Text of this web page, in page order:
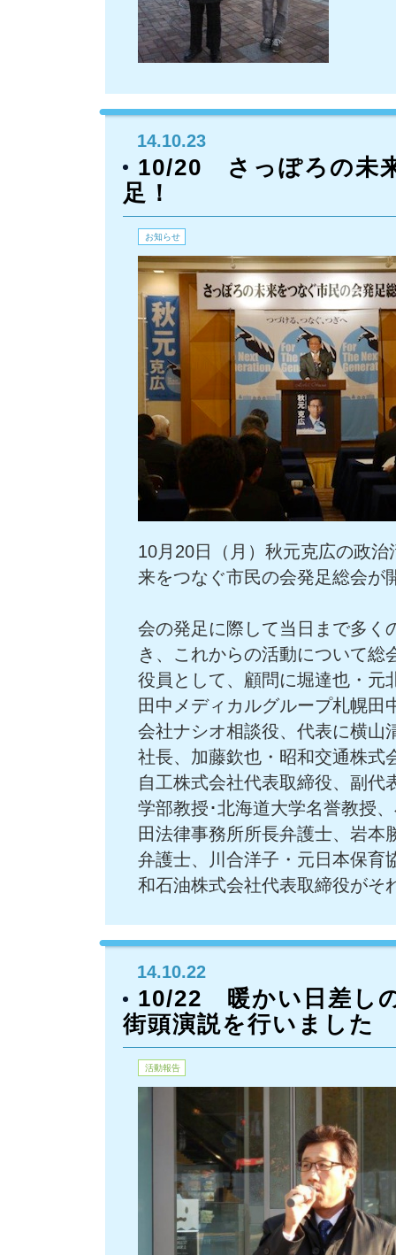
14.10.23
10/20 さっぽろの未
足！
お知らせ
10月20日（月）秋元克広の政
来をつなぐ市民の会発足総会が
会の発足に際して当日まで多く
き、これからの活動について総
役員として、顧問に堀達也・元
田中メディカルグループ札幌田
会社ナシオ相談役、代表に横山
社長、加藤欽也・昭和交通株式
自工株式会社代表取締役、副代
学部教授･北海道大学名誉教授
田法律事務所所長弁護士、岩本
弁護士、川合洋子・元日本保育
和石油株式会社代表取締役がそ
14.10.22
10/22 暖かい日差し
街頭演説を行いました
活動報告